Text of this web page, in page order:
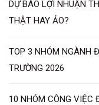
DỰ BÁO LỢI NHUẬN
THẬT HAY ẢO?
TOP 3 NHÓM NGÀNH
TRƯỜNG 2026
10 NHÓM CÔNG VIỆC